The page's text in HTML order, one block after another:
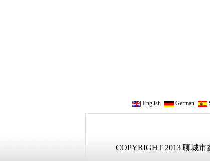
English German
COPYRIGHT 2013 聊城